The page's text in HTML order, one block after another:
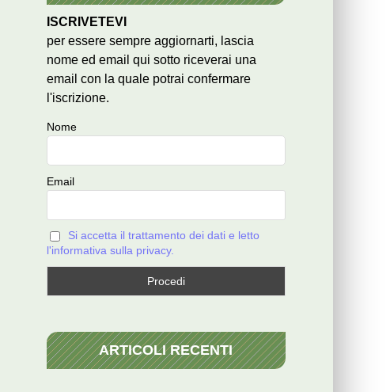
ISCRIVETEVI
per essere sempre aggiornarti, lascia
nome ed email qui sotto riceverai una
email con la quale potrai confermare
l'iscrizione.
Nome
Email
Si accetta il trattamento dei dati e letto
l'informativa sulla privacy.
ARTICOLI RECENTI